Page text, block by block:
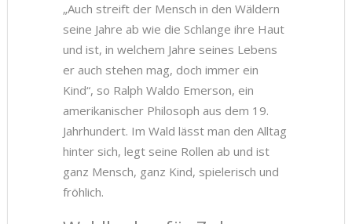
„Auch streift der Mensch in den Wäldern
seine Jahre ab wie die Schlange ihre Haut
und ist, in welchem Jahre seines Lebens
er auch stehen mag, doch immer ein
Kind“, so Ralph Waldo Emerson, ein
amerikanischer Philosoph aus dem 19.
Jahrhundert. Im Wald lässt man den Alltag
hinter sich, legt seine Rollen ab und ist
ganz Mensch, ganz Kind, spielerisch und
fröhlich.